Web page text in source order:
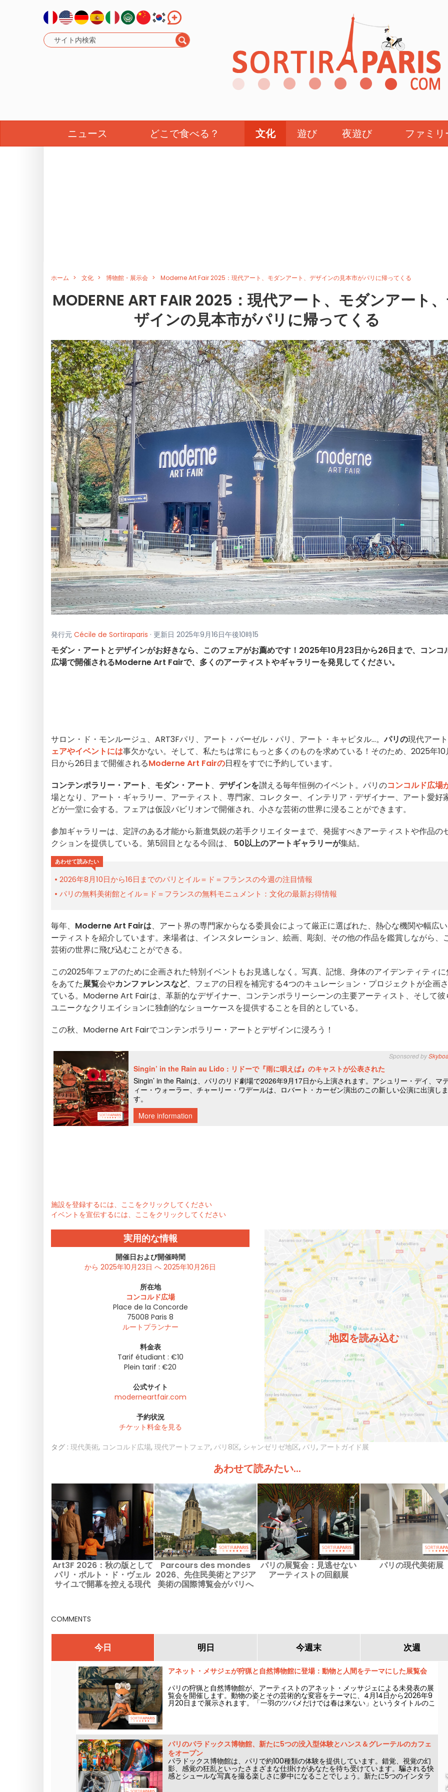
ニュース どこで食べる？ 文化 遊び 夜遊び ファミリ
ホーム 文化 博物館・展示会 Moderne Art Fair 2025：現代アート、モダンアート、デザインの見本市がパリに帰ってくる
MODERNE ART FAIR 2025：現代アート、モダンアート
ザインの見本市がパリに帰ってくる
発行元 Cécile de Sortiraparis · 更新日 2025年9月16日午後10時15
モダン・アートとデザインがお好きなら、このフェアがお薦めです！2025年10月23日から26日まで、コンコ
広場で開催されるModerne Art Fairで、多くのアーティストやギャラリーを発見してください。
サロン・ド・モンルージュ、ART3Fパリ、アート・バーゼル・パリ、アート・キャピタル...。パリの現代アート
ェアやイベントには事欠かない。そして、私たちは常にもっと多くのものを求めている！そのため、2025年10
日から26日まで開催されるModerne Art Fairの日程をすでに予約しています。
コンテンポラリー・アート 、 モダン・アート 、 デザインを讃える毎年恒例のイベント。パリのコンコルド広場
場となり、アート・ギャラリー、アーティスト、専門家、コレクター、インテリア・デザイナー、アート愛好
どが一堂に会する。フェアは仮設パビリオンで開催され、小さな芸術の世界に浸ることができます。
参加ギャラリーは、定評のある才能から新進気鋭の若手クリエイターまで、発掘すべきアーティストや作品の
クションを提供している。第5回目となる今回は、
50以上のアートギャラリーが集結。
あわせて読みたい
2026年8月10日から16日までのパリとイル＝ド＝フランスの今週の注目情報
パリの無料美術館とイル＝ド＝フランスの無料モニュメント：文化の最新お得情報
毎年、 Moderne Art Fairは、アート界の専門家からなる委員会によって厳正に選ばれた、熱心な機関や幅広
ーティストを紹介しています。来場者は、インスタレーション、絵画、彫刻、その他の作品を鑑賞しながら、
芸術の世界に飛び込むことができる。
この2025年フェアのために企画された特別イベントもお見逃しなく。写真、記憶、身体のアイデンティティ
をあてた展覧会やカンファレンスなど、フェアの日程を補完する4つのキュレーション・プロジェクトが企画
ている。Moderne Art Fairは、革新的なデザイナー、コンテンポラリーシーンの主要アーティスト、そして彼
ユニークなクリエイションに独創的なショーケースを提供することを目的としている。
この秋、Moderne Art Fairでコンテンポラリー・アートとデザインに浸ろう！
施設を登録するには、ここをクリックしてください
イベントを宣伝するには、ここをクリックしてください
実用的な情報
開催日および開催時間
から 2025年10月23日 へ 2025年10月26日
所在地
コンコルド広場
Place de la Concorde
75008 Paris 8
ルートプランナー
料金表
Tarif étudiant : €10
Plein tarif : €20
公式サイト
moderneartfair.com
予約状況
チケット料金を見る
地図を読み込む
タグ : 現代美術, コンコルド広場, 現代アートフェア, パリ8区, シャンゼリゼ地区, パリ, アートガイド展
あわせて読みたい...
Art3F 2026：秋の版として
パリ・ポルト・ド・ヴェル
サイユで開幕を控える現代
Parcours des mondes
2026、先住民美術とアジア
美術の国際博覧会がパリへ
パリの展覧会：見逃せない
アーティストの回顧展
パリの現代美術展
COMMENTS
今日 明日 今週末 次週
アネット・メサジェが狩猟と自然博物館に登場：動物と人間をテーマにした展覧会
パリの狩猟と自然博物館が、アーティストのアネット・メッサジェによる未発表の展
覧会を開催します。動物の姿とその芸術的な変容をテーマに、4月14日から2026年9
月20日まで展示されます。「一羽のツバメだけでは春は来ない」というタイトルのこ
パリのパラドックス博物館、新たに5つの没入型体験とハンス＆グレーテルのカフェ
をオープン
パラドックス博物館は、パリで約100種類の体験を提供しています。錯覚、視覚の幻
影、感覚の狂乱といったさまざまな仕掛けがあなたを待ち受けています。騙される快
感とシュールな写真を撮る楽しさに夢中になることでしょう。新たに5つのインタラ